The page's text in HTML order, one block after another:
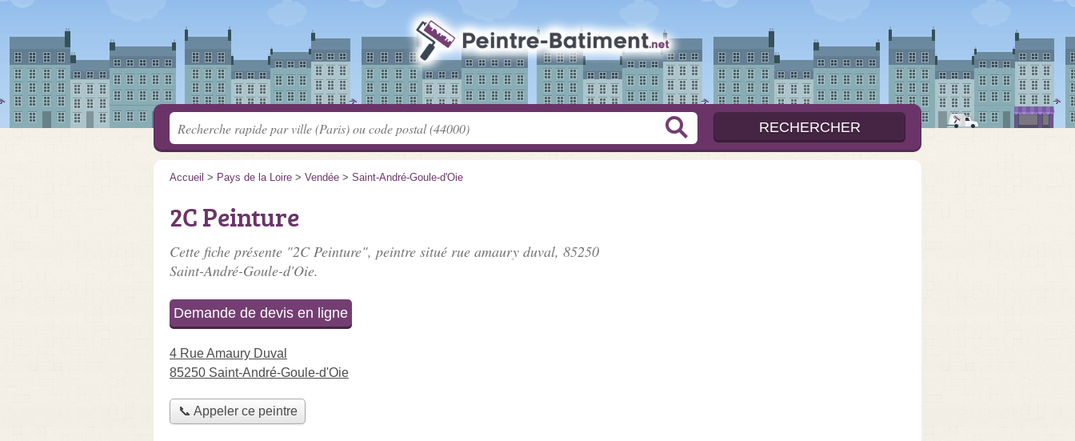
Accueil > Pays de la Loire > Vendée > Saint-André-Goule-d'Oie
2C Peinture
Cette fiche présente "2C Peinture", peintre situé rue amaury duval, 85250
Saint-André-Goule-d'Oie.
Demande de devis en ligne
4 Rue Amaury Duval
85250 Saint-André-Goule-d'Oie
📞 Appeler ce peintre